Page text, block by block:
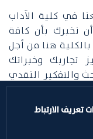
تعريف الارتباط
في كلية الآداب
نخبرك بأن كافة
هنا من أجل
وخبراتك
والتفكير النقدي
العمل الجماعي.
كل ما تفعله
المهني.